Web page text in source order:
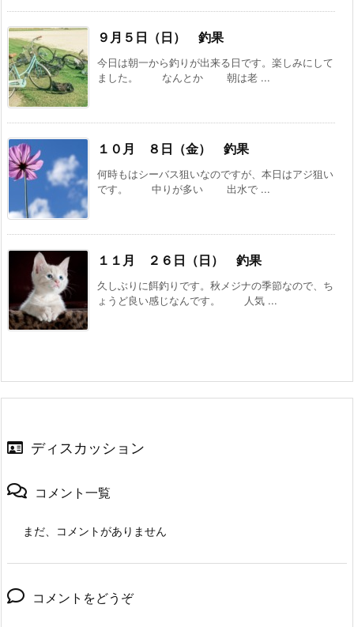
９月５日（日） 釣果
今日は朝一から釣りが出来る日です。楽しみにして
ました。 なんとか 朝は老 ...
１０月 ８日（金） 釣果
何時もはシーバス狙いなのですが、本日はアジ狙い
です。 中りが多い 出水で ...
１１月 ２６日（日） 釣果
久しぶりに餌釣りです。秋メジナの季節なので、ち
ょうど良い感じなんです。 人気 ...
ディスカッション
コメント一覧
まだ、コメントがありません
コメントをどうぞ